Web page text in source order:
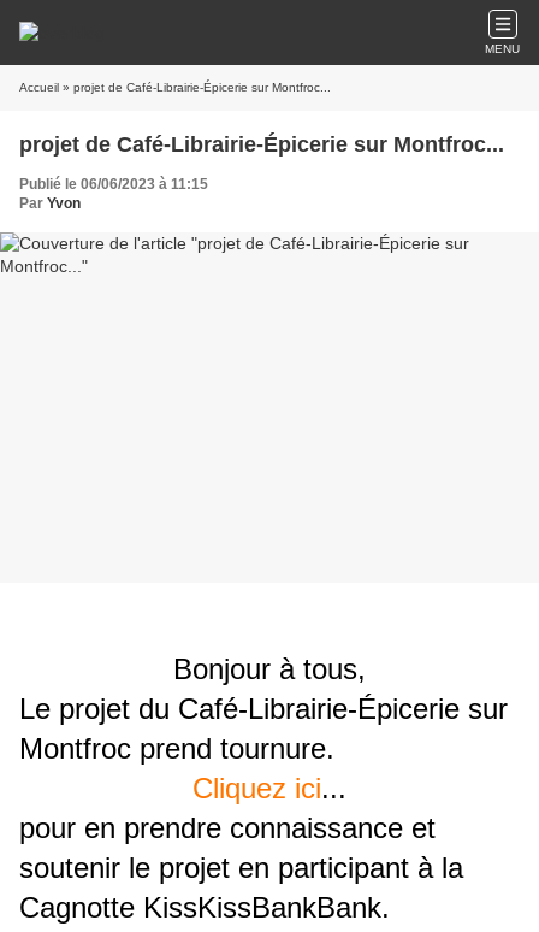
MENU
Accueil » projet de Café-Librairie-Épicerie sur Montfroc...
projet de Café-Librairie-Épicerie sur Montfroc...
Publié le 06/06/2023 à 11:15
Par Yvon
Bonjour à tous,
Le projet du Café-Librairie-Épicerie sur
Montfroc prend tournure.
Cliquez ici...
pour en prendre connaissance et
soutenir le projet en participant à la
Cagnotte KissKissBankBank.